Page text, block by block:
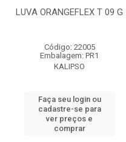
LUVA ORANGEFLEX T 09 G
Código: 22005
Embalagem: PR1
KALIPSO
Faça seu login ou
cadastre-se para
ver preços e
comprar